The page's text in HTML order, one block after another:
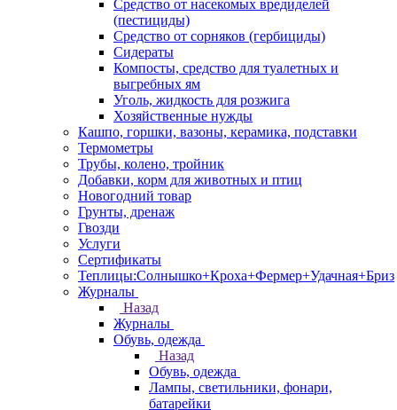
Средство от насекомых вредиделей
(пестициды)
Средство от сорняков (гербициды)
Сидераты
Компосты, средство для туалетных и
выгребных ям
Уголь, жидкость для розжига
Хозяйственные нужды
Кашпо, горшки, вазоны, керамика, подставки
Термометры
Трубы, колено, тройник
Добавки, корм для животных и птиц
Новогодний товар
Грунты, дренаж
Гвозди
Услуги
Сертификаты
Теплицы:Солнышко+Кроха+Фермер+Удачная+Бриз
Журналы
Назад
Журналы
Обувь, одежда
Назад
Обувь, одежда
Лампы, светильники, фонари,
батарейки